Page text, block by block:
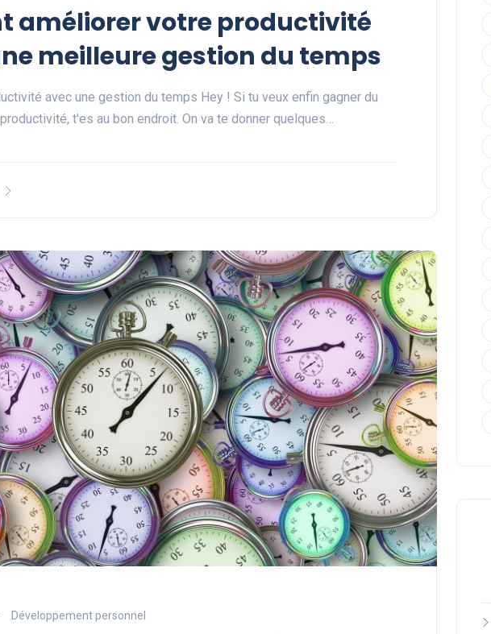
améliorer votre productivité
meilleure gestion du temps
avec une gestion du temps Hey ! Si tu veux enfin gagner du
t'es au bon endroit. On va te donner quelques…
Développement personnel